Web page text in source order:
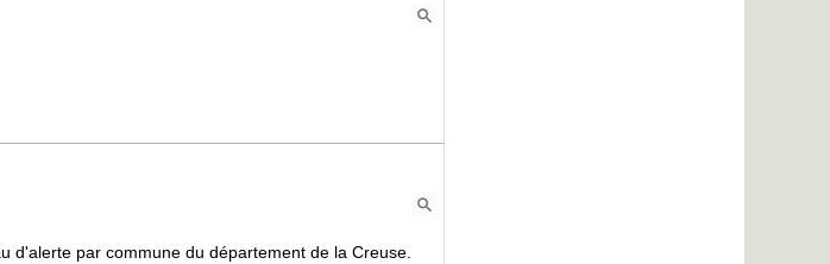
d'alerte par commune du département de la Creuse.